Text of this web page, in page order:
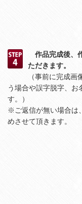
作品完成後、
ただきます。
（事前に完成
う場合や誤字脱字、お
す。）
※ご返信が無い場合は
めさせて頂きます。